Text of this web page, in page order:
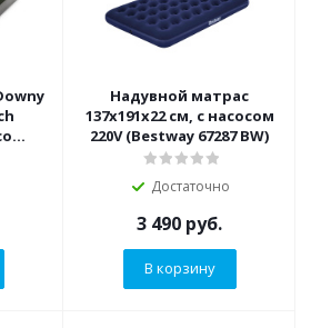
Надувной матрас
137х191х22 см, с насосом
220V (Bestway 67287 BW)
Достаточно
3 490 руб.
В корзину